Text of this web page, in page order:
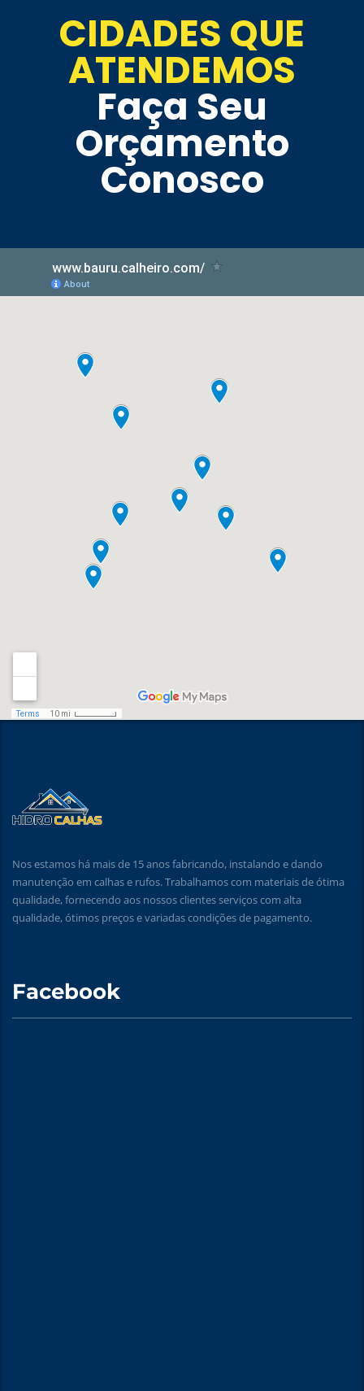
CIDADES QUE
ATENDEMOS
Faça Seu
Orçamento
Conosco
Nos estamos há mais de 15 anos fabricando, instalando e dando
manutenção em calhas e rufos. Trabalhamos com materiais de ótima
qualidade, fornecendo aos nossos clientes serviços com alta
qualidade, ótimos preços e variadas condições de pagamento.
Facebook